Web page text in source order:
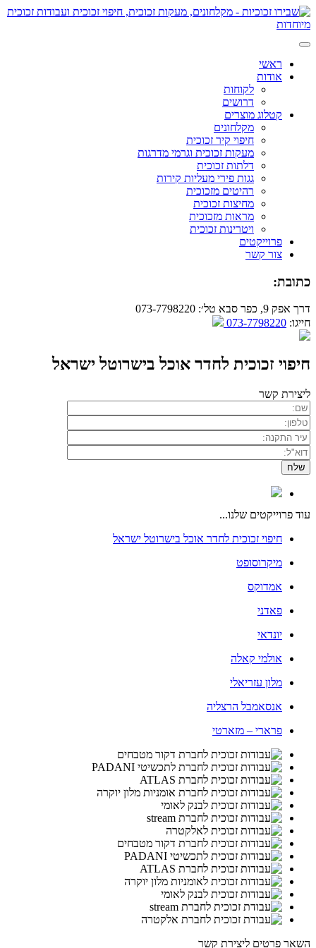
ראשי
אודות
לקוחות
דרושים
קטלוג מוצרים
מקלחונים
חיפוי קיר זכוכית
מעקות זכוכית וגרמי מדרגות
דלתות זכוכית
גגות פירי מעליות קירות
רהיטים מזכוכית
מחיצות זכוכית
מראות מזכוכית
ויטרינות זכוכית
פרוייקטים
צור קשר
כתובת:
דרך אפק 9, כפר סבא
טל׳: 073-7798220
חייגו: 073-7798220
חיפוי זכוכית לחדר אוכל בישרוטל ישראל
ליצירת קשר
עוד פרוייקטים שלנו...
חיפוי זכוכית לחדר אוכל בישרוטל ישראל
מיקרוסופט
אמדוקס
פאדני
יונדאי
אולמי קאלה
מלון עזריאלי
אנסאמבל הרצליה
פרארי – מזארטי
השאר פרטים ליצירת קשר